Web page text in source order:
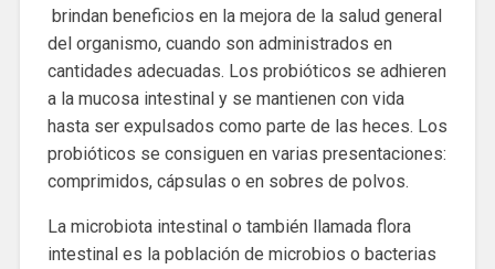
brindan beneficios en la mejora de la salud general
del organismo, cuando son administrados en
cantidades adecuadas. Los probióticos se adhieren
a la mucosa intestinal y se mantienen con vida
hasta ser expulsados como parte de las heces. Los
probióticos se consiguen en varias presentaciones:
comprimidos, cápsulas o en sobres de polvos.
La microbiota intestinal o también llamada flora
intestinal es la población de microbios o bacterias